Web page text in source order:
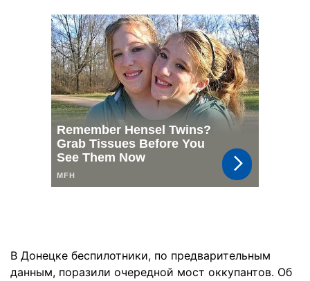
В Донецке беспилотники, по предварительным
данным, поразили очередной мост оккупантов. Об